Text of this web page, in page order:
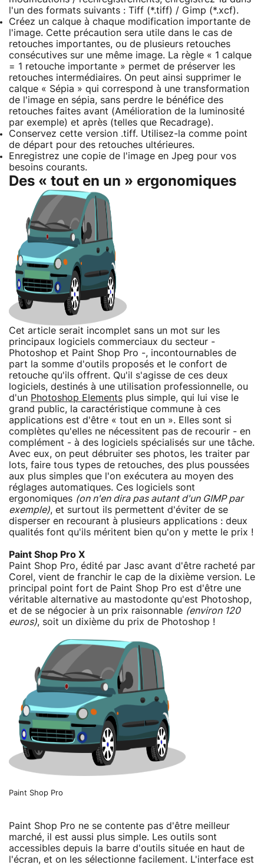
l'un des formats suivants : Tiff (*.tiff) / Gimp (*.xcf).
Créez un calque à chaque modification importante de
l'image. Cette précaution sera utile dans le cas de
retouches importantes, ou de plusieurs retouches
consécutives sur une même image. La règle « 1 calque
= 1 retouche importante » permet de préserver les
retouches intermédiaires. On peut ainsi supprimer le
calque « Sépia » qui correspond à une transformation
de l'image en sépia, sans perdre le bénéfice des
retouches faites avant (Amélioration de la luminosité
par exemple) et après (telles que Recadrage).
Conservez cette version .tiff. Utilisez-la comme point
de départ pour des retouches ultérieures.
Enregistrez une copie de l'image en Jpeg pour vos
besoins courants.
Des « tout en un » ergonomiques
Cet article serait incomplet sans un mot sur les
principaux logiciels commerciaux du secteur -
Photoshop et Paint Shop Pro -, incontournables de
part la somme d'outils proposés et le confort de
retouche qu'ils offrent. Qu'il s'agisse de ces deux
logiciels, destinés à une utilisation professionnelle, ou
d'un Photoshop Elements plus simple, qui lui vise le
grand public, la caractéristique commune à ces
applications est d'être « tout en un ». Elles sont si
complètes qu'elles ne nécessitent pas de recourir - en
complément - à des logiciels spécialisés sur une tâche.
Avec eux, on peut débruiter ses photos, les traiter par
lots, faire tous types de retouches, des plus poussées
aux plus simples que l'on exécutera au moyen des
réglages automatiques. Ces logiciels sont
ergonomiques (on n'en dira pas autant d'un GIMP par
exemple), et surtout ils permettent d'éviter de se
disperser en recourant à plusieurs applications : deux
qualités font qu'ils méritent bien qu'on y mette le prix !
Paint Shop Pro X
Paint Shop Pro, édité par Jasc avant d'être racheté par
Corel, vient de franchir le cap de la dixième version. Le
principal point fort de Paint Shop Pro est d'être une
véritable alternative au mastodonte qu'est Photoshop,
et de se négocier à un prix raisonnable (environ 120
euros), soit un dixième du prix de Photoshop !
Paint Shop Pro
Paint Shop Pro ne se contente pas d'être meilleur
marché, il est aussi plus simple. Les outils sont
accessibles depuis la barre d'outils située en haut de
l'écran, et on les sélectionne facilement. L'interface est